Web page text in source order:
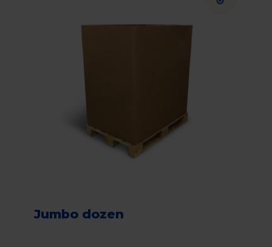
Jumbo dozen